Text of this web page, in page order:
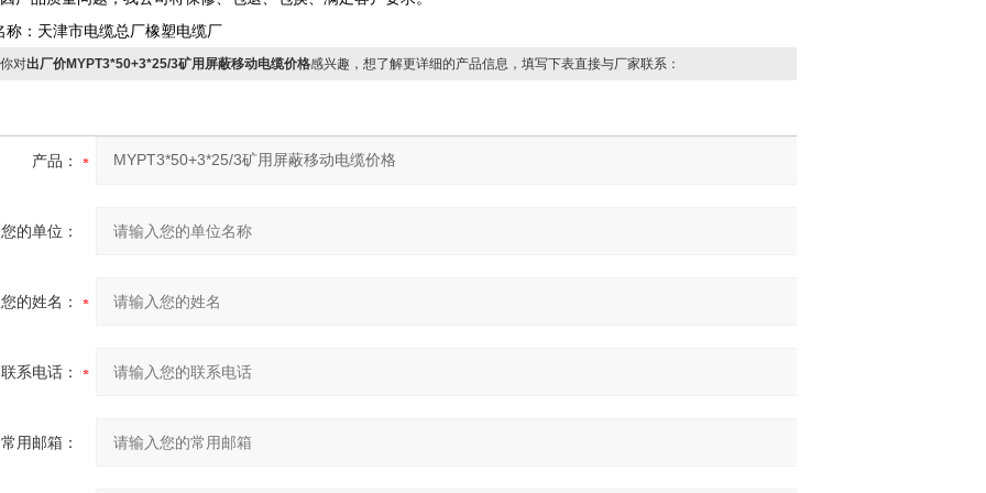
称：天津市电缆总厂橡塑电缆厂
对出厂价MYPT3*50+3*25/3矿用屏蔽移动电缆价格感兴趣，想了解更详细的产品信息，填写下表直接与厂家联系：
产品：
您的单位：
您的姓名：
联系电话：
常用邮箱：